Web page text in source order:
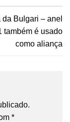
Bulgari – anel
também é usado
como aliança
*